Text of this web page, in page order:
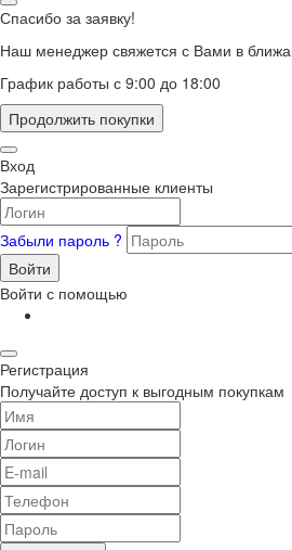
Спасибо за заявку!
Наш менеджер свяжется с Вами в
График работы с 9:00 до 18:00
Продолжить покупки
Вход
Зарегистрированные клиенты
Забыли пароль ?
Войти
Войти с помощью
Регистрация
Получайте доступ к выгодным покупкам